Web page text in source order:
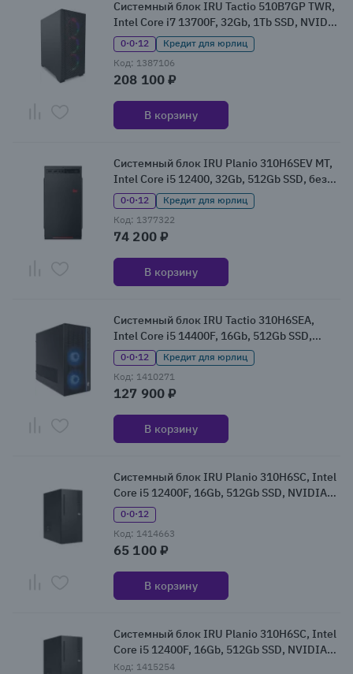
Системный блок IRU Tactio 510B7GP TWR,
Intel Core i7 13700F, 32Gb, 1Tb SSD, NVIDIA
GeForce RTX 5060Ti, W11Pro (2126630)
0·0·12
Кредит для юрлиц
Код: 1387106
208 100 ₽
В корзину
Системный блок IRU Planio 310H6SEV MT,
Intel Core i5 12400, 32Gb, 512Gb SSD, без
ОС (2113514)
0·0·12
Кредит для юрлиц
Код: 1377322
74 200 ₽
В корзину
Системный блок IRU Tactio 310H6SEA,
Intel Core i5 14400F, 16Gb, 512Gb SSD,
NVIDIA GeForce RTX 5050, Без ОС
(2164590)
0·0·12
Кредит для юрлиц
Код: 1410271
127 900 ₽
В корзину
Системный блок IRU Planio 310H6SC, Intel
Core i5 12400F, 16Gb, 512Gb SSD, NVIDIA
GeForce GT610, W11Pro (2153505)
0·0·12
Код: 1414663
65 100 ₽
В корзину
Системный блок IRU Planio 310H6SC, Intel
Core i5 12400F, 16Gb, 512Gb SSD, NVIDIA
GeForce GT610, W11Pro (2153504)
Код: 1415254